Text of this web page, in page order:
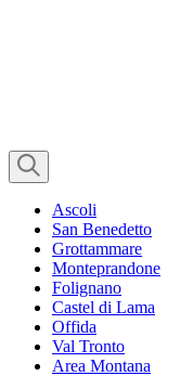
Ascoli
San Benedetto
Grottammare
Monteprandone
Folignano
Castel di Lama
Offida
Val Tronto
Area Montana